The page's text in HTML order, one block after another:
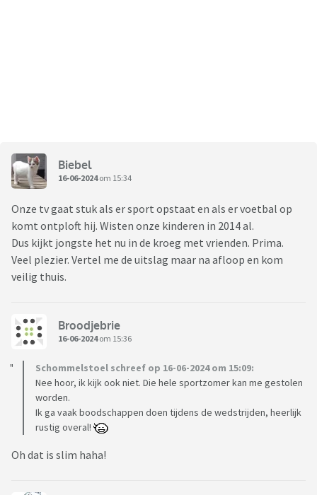
Biebel
16-06-2024om 15:34
Onze tv gaat stuk als er sport opstaat en als er voetbal op
komt ontploft hij. Wisten onze kinderen in 2014 al.
Dus kijkt jongste het nu in de kroeg met vrienden. Prima.
Veel plezier. Vertel me de uitslag maar na afloop en kom
veilig thuis.
Broodjebrie
16-06-2024om 15:36
Schommelstoel schreef op 16-06-2024 om 15:09:
Nee hoor, ik kijk ook niet. Die hele sportzomer kan me gestolen
worden.
Ik ga vaak boodschappen doen tijdens de wedstrijden, heerlijk
rustig overal!
Oh dat is slim haha!